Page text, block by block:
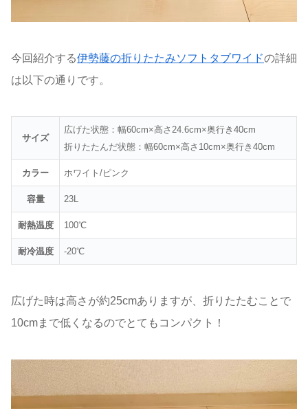
今回紹介する伊勢藤の折りたたみソフトタブワイドの詳細
は以下の通りです。
サイズ
広げた状態：幅60cm×高さ24.6cm×奥行き40cm
折りたたんだ状態：幅60cm×高さ10cm×奥行き40cm
カラー ホワイト/ピンク
容量 23L
耐熱温度 100℃
耐冷温度 -20℃
広げた時は高さが約25cmありますが、折りたたむことで
10cmまで低くなるのでとてもコンパクト！